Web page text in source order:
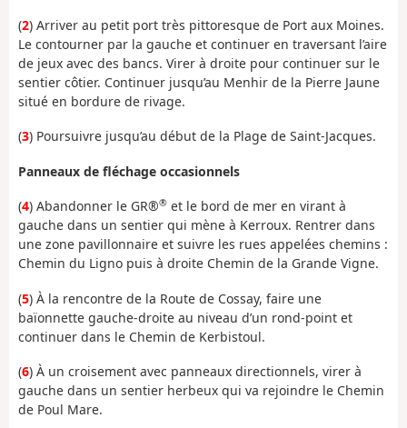
(2) Arriver au petit port très pittoresque de Port aux Moines.
Le contourner par la gauche et continuer en traversant l’aire
de jeux avec des bancs. Virer à droite pour continuer sur le
sentier côtier. Continuer jusqu’au Menhir de la Pierre Jaune
situé en bordure de rivage.
(3) Poursuivre jusqu’au début de la Plage de Saint-Jacques.
Panneaux de fléchage occasionnels
(4) Abandonner le GR®® et le bord de mer en virant à
gauche dans un sentier qui mène à Kerroux. Rentrer dans
une zone pavillonnaire et suivre les rues appelées chemins :
Chemin du Ligno puis à droite Chemin de la Grande Vigne.
(5) À la rencontre de la Route de Cossay, faire une
baïonnette gauche-droite au niveau d’un rond-point et
continuer dans le Chemin de Kerbistoul.
(6) À un croisement avec panneaux directionnels, virer à
gauche dans un sentier herbeux qui va rejoindre le Chemin
de Poul Mare.